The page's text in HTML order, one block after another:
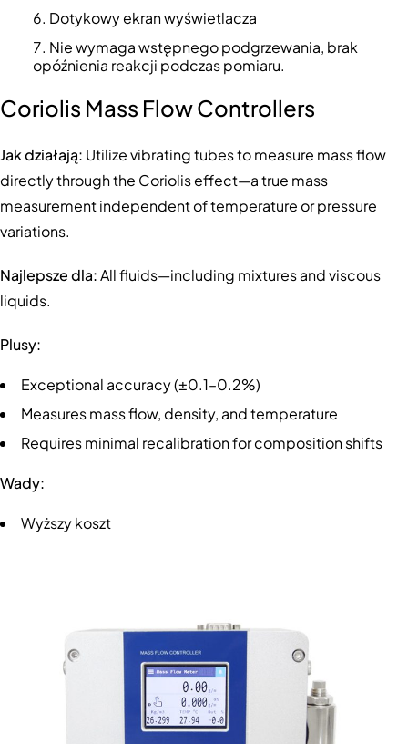
Dotykowy ekran wyświetlacza
Nie wymaga wstępnego podgrzewania, brak
opóźnienia reakcji podczas pomiaru.
Coriolis Mass Flow Controllers
Jak działają: Utilize vibrating tubes to measure mass flow
directly through the Coriolis effect—a true mass
measurement independent of temperature or pressure
variations.
Najlepsze dla:All fluids—including mixtures and viscous
liquids.
Plusy:
Exceptional accuracy (±0.1–0.2%)
Measures mass flow, density, and temperature
Requires minimal recalibration for composition shifts
Wady:
Wyższy koszt